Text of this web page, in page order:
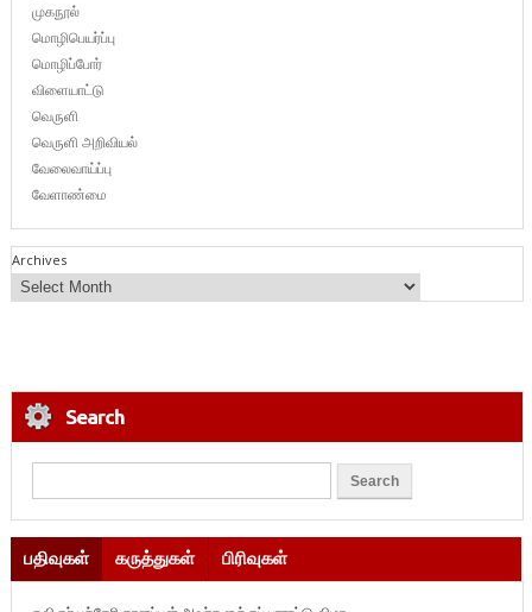
முகநூல்
மொழிபெயர்ப்பு
மொழிப்போர்
விளையாட்டு
வெருளி
வெருளி அறிவியல்
வேலைவாய்ப்பு
வேளாண்மை
Archives
Search
பதிவுகள் கருத்துகள் பிரிவுகள்